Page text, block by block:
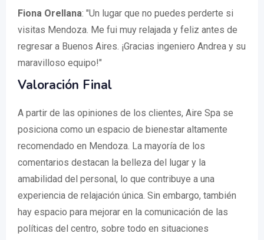
Fiona Orellana: "Un lugar que no puedes perderte si
visitas Mendoza. Me fui muy relajada y feliz antes de
regresar a Buenos Aires. ¡Gracias ingeniero Andrea y su
maravilloso equipo!"
Valoración Final
A partir de las opiniones de los clientes, Aire Spa se
posiciona como un espacio de bienestar altamente
recomendado en Mendoza. La mayoría de los
comentarios destacan la belleza del lugar y la
amabilidad del personal, lo que contribuye a una
experiencia de relajación única. Sin embargo, también
hay espacio para mejorar en la comunicación de las
políticas del centro, sobre todo en situaciones